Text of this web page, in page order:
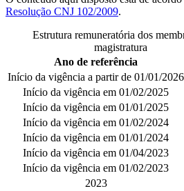
Resolução CNJ 102/2009.
Estrutura remuneratória dos
magistratura
Ano de referência
Início da vigência a partir de 01/01/2026
Início da vigência em 01/02/2025
Início da vigência em 01/01/2025
Início da vigência em 01/02/2024
Início da vigência em 01/01/2024
Início da vigência em 01/04/2023
Início da vigência em 01/02/2023
2023